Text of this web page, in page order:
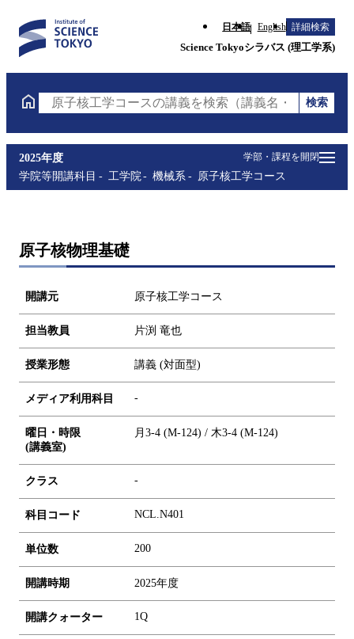
日本語 English 詳細検索
Science Tokyoシラバス (理工学系)
原子核工学コースの講義を検索（講義名・科目コード
検索
学部・課程を開閉
2025年度
学院等開講科目
工学院 機械系 原子核工学コース
原子核物理基礎
開講元 原子核工学コース
担当教員 片渕 竜也
授業形態 講義 (対面型)
メディア利用科目 -
曜日・時限
(講義室)
月3-4 (M-124) / 木3-4 (M-124)
クラス -
科目コード NCL.N401
単位数 200
開講時期 2025年度
開講クォーター 1Q